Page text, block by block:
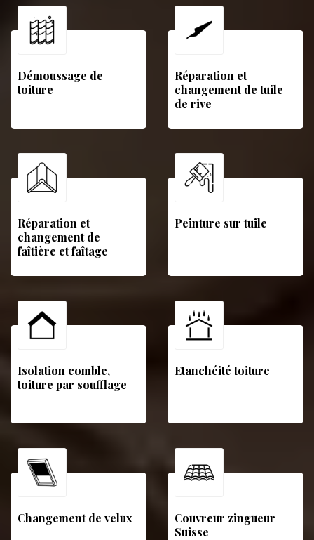
Démoussage de
toiture
Réparation et
changement de tuile
de rive
Réparation et
changement de
faîtière et faîtage
Peinture sur tuile
Isolation comble,
toiture par soufflage
Etanchéité toiture
Changement de velux
Couvreur zingueur
Suisse